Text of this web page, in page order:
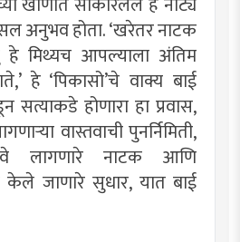
अनुभव होता. ‘खरेतर नाटक
हे मिथ्यच आपल्याला अंतिम
हे ‘पिकासो’चे वाक्य बाई
होणारा हा प्रवास,
वास्तवाची पुनर्निमिती,
लागणारे नाटक आणि
केले जाणारे सुधार, यात बाई